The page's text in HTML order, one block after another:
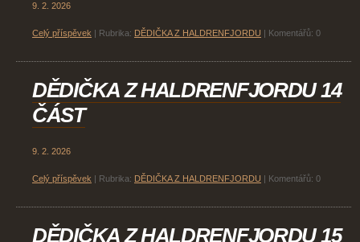
9. 2. 2026
Celý příspěvek Rubrika: DĚDIČKA Z HALDRENFJORDU Komentářů: 0
DĚDIČKA Z HALDRENFJORDU 14
ČÁST
9. 2. 2026
Celý příspěvek Rubrika: DĚDIČKA Z HALDRENFJORDU Komentářů: 0
DĚDIČKA Z HALDRENFJORDU 15